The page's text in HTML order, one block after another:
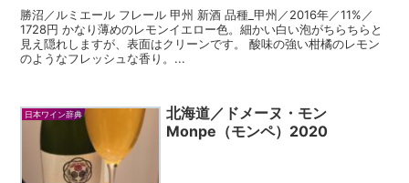
勝沼／ルミエール フレール 甲州 新酒 品種_甲州／2016年／11%／
1728円 かなり薄めのレモンイエロー色。細かい白い泡がちらちらと
見え隠れしますが、表面はクリーンです。 酸味の強い柑橘のレモン
のようなフレッシュな香り。...
日本ワイン辞典
北海道／ドメーヌ・モン
Monpe（モンペ）2020